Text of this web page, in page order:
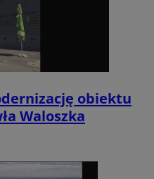
obiektu
Waloszka